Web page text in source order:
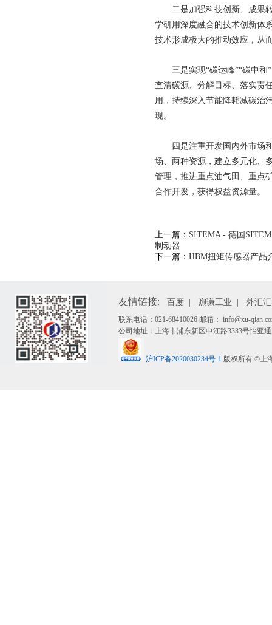
二是加强科技创新、成果转
学研用深度融合的技术创新体
技术形成极大的推动效应，从
三是实现“碳达峰”“碳中和”
查清碳源、分解目标、落实责
用，持续深入节能降耗减碳治
现。
四是注重开发国内外市场和
场、两种资源，建立多元化、
管理，推进重点油气田、重点
合作开发，获得权益资源量。
上一篇： SITEMA - 德国
制动器
下一篇： HBM扭矩传感器产品
友情链接: 百度 煦谦工业 外汇
联系电话：021-68410026 邮箱： info@xu-
公司地址：上海市浦东新区申江路3333号怡亚
沪ICP备2020030234号-1 版权所有 ©上